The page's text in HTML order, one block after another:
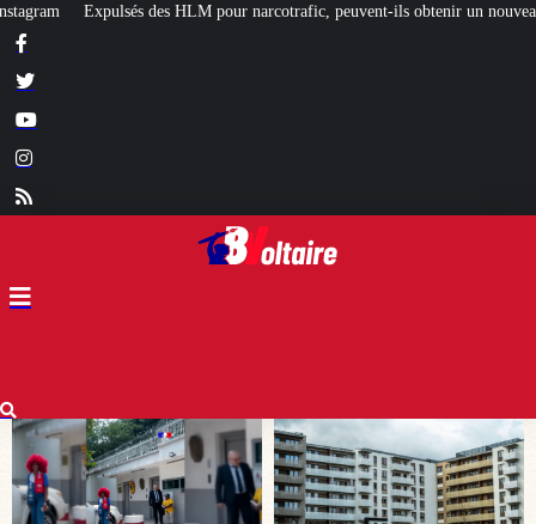
narcotrafic, peuvent-ils obtenir un nouveau logement social ? [L’ÉTÉ